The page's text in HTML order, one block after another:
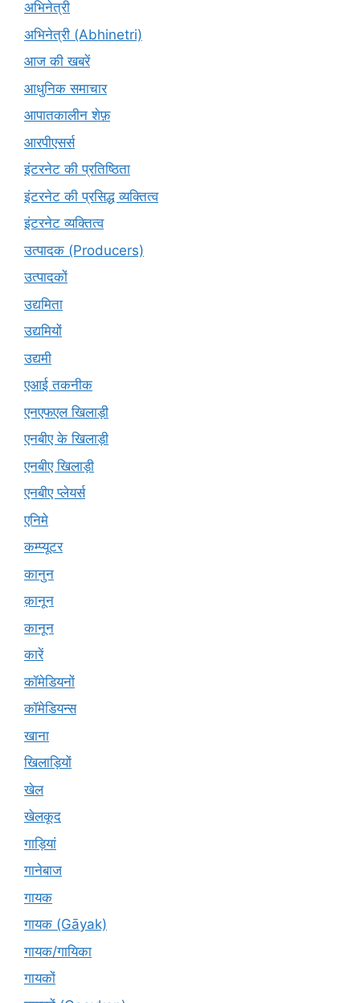
अभिनेत्री
अभिनेत्री (Abhinetri)
आज की खबरें
आधुनिक समाचार
आपातकालीन शेफ़
आरपीएसर्स
इंटरनेट की प्रतिष्ठिता
इंटरनेट की प्रसिद्ध व्यक्तित्व
इंटरनेट व्यक्तित्व
उत्पादक (Producers)
उत्पादकों
उद्यमिता
उद्यमियों
उद्यमी
एआई तकनीक
एनएफएल खिलाड़ी
एनबीए के खिलाड़ी
एनबीए खिलाड़ी
एनबीए प्लेयर्स
एनिमे
कम्प्यूटर
कानुन
क़ानून
कानून
कारें
कॉमेडियनों
कॉमेडियन्स
खाना
खिलाड़ियों
खेल
खेलकूद
गाड़ियां
गानेबाज
गायक
गायक (Gāyak)
गायक/गायिका
गायकों